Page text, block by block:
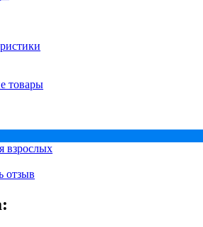
отзыв